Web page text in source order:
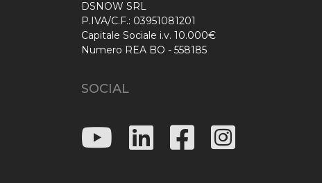
DSNOW SRL
P.IVA/C.F.: 03951081201
Capitale Sociale i.v. 10.000€
Numero REA BO - 558185
SOCIAL